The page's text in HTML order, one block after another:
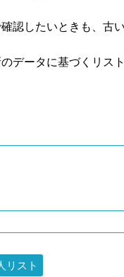
認したいときも、
データに基づくリス
リスト